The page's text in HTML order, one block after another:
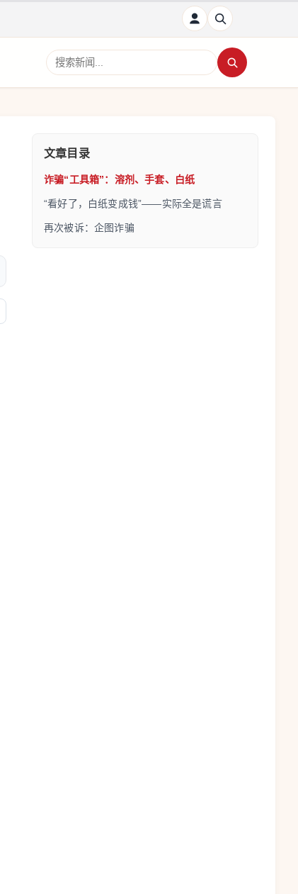
搜索新闻
文章目录
诈骗“工具箱”：溶剂、手套、白纸
“看好了，白纸变成钱”——实际全是谎言
再次被诉：企图诈骗